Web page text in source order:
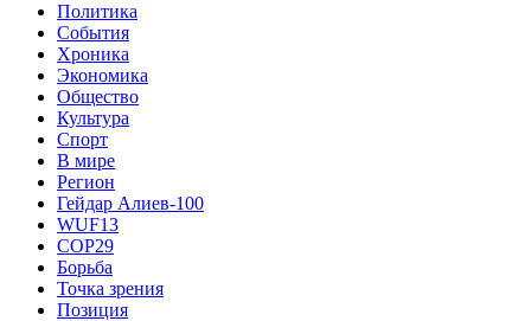
Политика
События
Хроника
Экономика
Общество
Культура
Спорт
В мире
Регион
Гейдар Алиев-100
WUF13
COP29
Борьба
Точка зрения
Позиция